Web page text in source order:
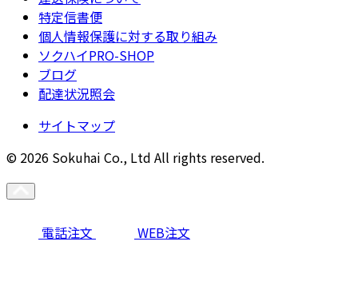
特定信書便
個人情報保護に対する取り組み
ソクハイPRO-SHOP
ブログ
配達状況照会
サイトマップ
© 2026 Sokuhai Co., Ltd All rights reserved.
電話注文 WEB注文